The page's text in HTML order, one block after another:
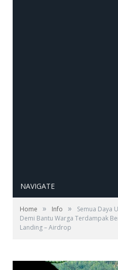
NAVIGATE
Home » Info »
Semua Daya
Demi Bantu Warga Terdampak
Landing – Airdrop